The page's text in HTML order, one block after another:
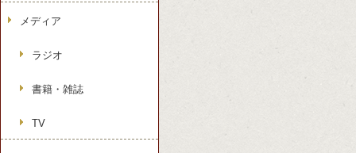
メディア
ラジオ
書籍・雑誌
TV